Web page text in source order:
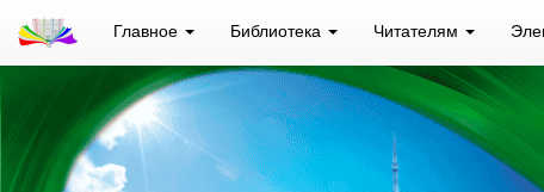
Главное Библиотека Читателям